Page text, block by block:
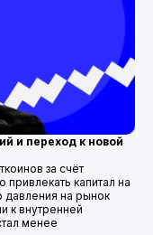
и переход к новой
за счёт
капитал на
давления на рынок
к внутренней
менее